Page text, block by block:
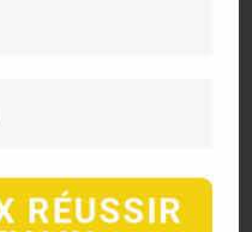
votre levain,
d’environ 25°C.
RÉUSSIR